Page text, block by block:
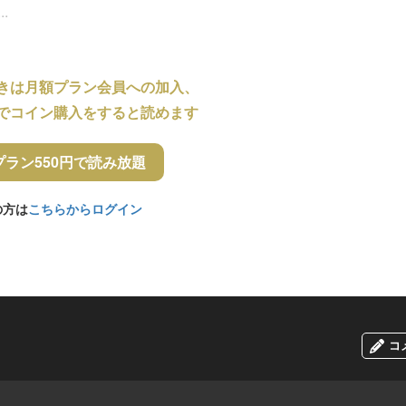
は月額プラン会員への加入、
コイン購入をすると読めます
ラン550円で読み放題
はこちらからログイン
コ